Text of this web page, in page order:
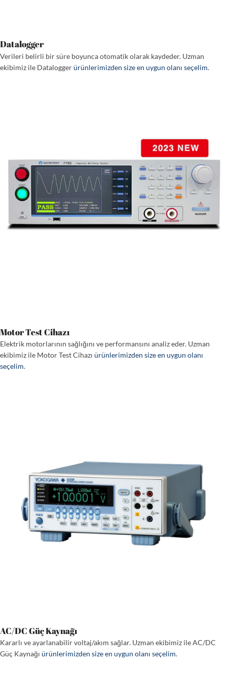
Datalogger
Verileri belirli bir süre boyunca otomatik olarak kaydeder. Uzman
ekibimiz ile Dataloggerürünlerimizden size en uygun olanı seçelim.
Motor Test Cihazı
Elektrik motorlarının sağlığını ve performansını analiz eder. Uzman
ekibimiz ile Motor Test Cihazı ürünlerimizden size en uygun olanı
seçelim.
AC/DC Güç Kaynağı
Kararlı ve ayarlanabilir voltaj/akım sağlar. Uzman ekibimiz ile AC/DC
Güç Kaynağı ürünlerimizden size en uygun olanı seçelim.